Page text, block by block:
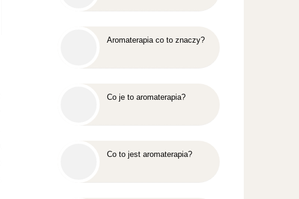
Aromaterapia co to znaczy?
Co je to aromaterapia?
Co to jest aromaterapia?